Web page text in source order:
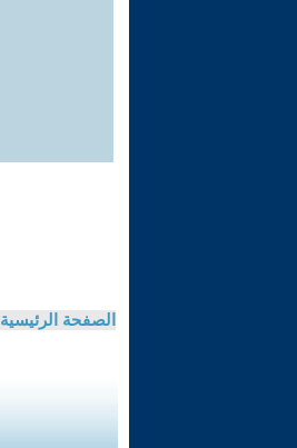
الصفحة الرئيسية